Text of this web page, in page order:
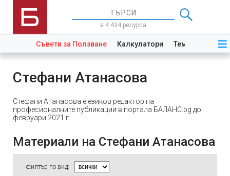
в 4 434 ресурса
Съвети за Ползване Калкулатори Теми Закони
Стефани Атанасова
Стефани Атанасова е езиков редактор на
професионалните публикации в портала БАЛАНС.bg до
февруари 2021 г.
Материали на Стефани Атанасова
филтър по вид: